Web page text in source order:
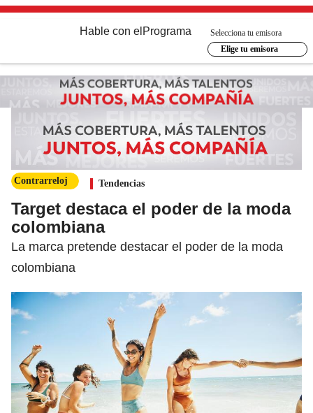
Hable con el Programa
Selecciona tu emisora
Elige tu emisora
Contrarreloj Tendencias
Target destaca el poder de la moda
colombiana
La marca pretende destacar el poder de la moda
colombiana